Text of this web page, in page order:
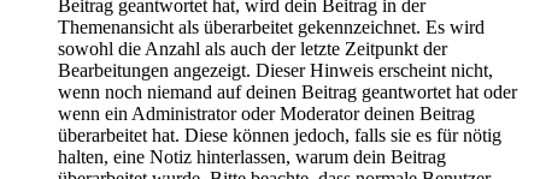
Beitrag geantwortet hat, wird dein Beitrag in der
Themenansicht als überarbeitet gekennzeichnet. Es wird
sowohl die Anzahl als auch der letzte Zeitpunkt der
Bearbeitungen angezeigt. Dieser Hinweis erscheint nicht,
wenn noch niemand auf deinen Beitrag geantwortet hat oder
wenn ein Administrator oder Moderator deinen Beitrag
überarbeitet hat. Diese können jedoch, falls sie es für nötig
halten, eine Notiz hinterlassen, warum dein Beitrag